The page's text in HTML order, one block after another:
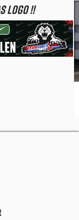
Logo !!